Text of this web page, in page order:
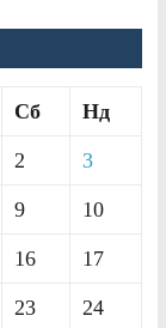
Сб Нд
2 3
9 10
16 17
23 24